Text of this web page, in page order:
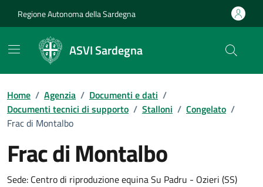
Regione Autonoma della Sardegna
ASVI Sardegna
Home / Agenzia / Documenti e dati /
Documenti tecnici di supporto / Stalloni / Congelato /
Frac di Montalbo
Frac di Montalbo
Dettaglio del documento
Sede: Centro di riproduzione equina Su Padru - Ozieri (SS)